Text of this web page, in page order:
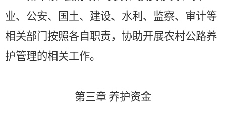
业、公安、国土、建设、水利、监察、审计等
相关部门按照各自职责，协助开展农村公路养
护管理的相关工作。
第三章 养护资金